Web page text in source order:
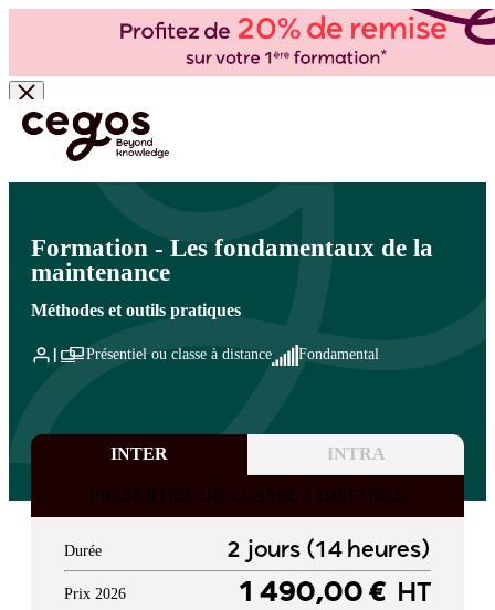
Skip to main content
Vous êtes ici : Accueil >Cegos, organisme de formation à Paris et en régions
Maintenance industrielle des installations et des bâtiments
industrielle des installations et des bâtiments
Formation - Les fondamentaux de la
maintenance
Méthodes et outils pratiques
Présentiel ou classe à distance Fondamental
INTER INTRA
PRESENTIEL OU CLASSE A DISTANCE
Durée 2 jours (14 heures)
Prix 2026 1 490,00 € HT